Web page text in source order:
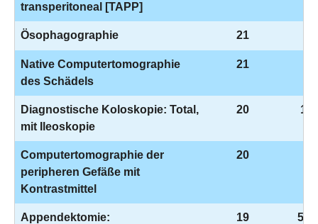
transperitoneal [TAPP]
Ösophagographie 21
Native Computertomographie
des Schädels
21
Diagnostische Koloskopie: Total,
mit Ileoskopie
20 1-
Computertomographie der
peripheren Gefäße mit
Kontrastmittel
20
Appendektomie:
19 5-